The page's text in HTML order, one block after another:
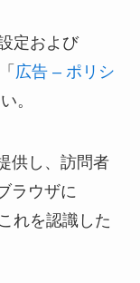
定および
広告 – ポリシ
。
供し、訪問者
ラウザに
れを認識した